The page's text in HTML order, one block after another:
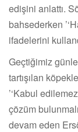
edişini anlattı.
bahsederken ‘’
ifadelerini
Geçtiğimiz
tartışılan
‘’Kabul
çözüm
devam eden